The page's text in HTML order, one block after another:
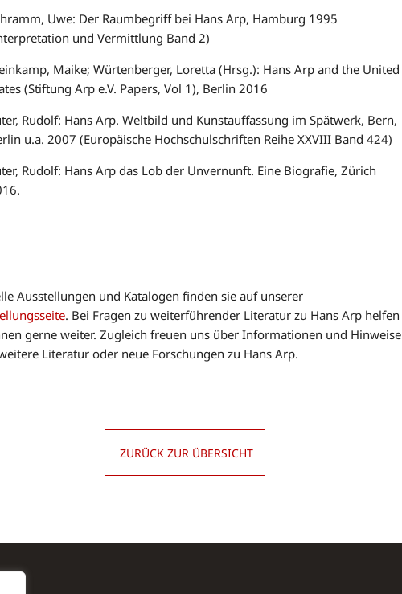
Uwe: Der Raumbegriff bei Hans Arp, Hamburg 1995
und Vermittlung Band 2)
Maike; Würtenberger, Loretta (Hrsg.): Hans Arp and the United
(Stiftung Arp e.V. Papers, Vol 1), Berlin 2016
Rudolf: Hans Arp. Weltbild und Kunstauffassung im Spätwerk, Bern,
u.a. 2007 (Europäische Hochschulschriften Reihe XXVIII Band 424)
Rudolf: Hans Arp das Lob der Unvernunft. Eine Biografie, Zürich
Ausstellungen und Katalogen finden sie auf unserer
. Bei Fragen zu weiterführender Literatur zu Hans Arp helfen
gerne weiter. Zugleich freuen uns über Informationen und Hinweise
Literatur oder neue Forschungen zu Hans Arp.
ZURÜCK ZUR ÜBERSICHT